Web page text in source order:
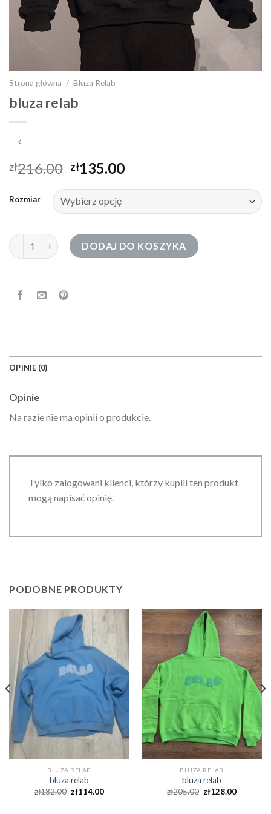
Strona główna / Bluza Relab
bluza relab
zł216.00 zł135.00
Rozmiar
ilość bluza relab DODAJ DO KOSZYKA
OPINIE (0)
Opinie
Na razie nie ma opinii o produkcie.
Tylko zalogowani klienci, którzy kupili ten produkt
mogą napisać opinię.
PODOBNE PRODUKTY
BLUZA RELAB
bluza relab
zł182.00 zł114.00
BLUZA RELAB
bluza relab
zł205.00 zł128.00